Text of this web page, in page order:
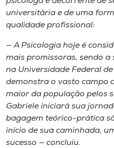
universitária e de uma
qualidade profissional:
— A Psicologia hoje é
mais promissoras, sendo
na Universidade Federal
demonstra o vasto campo
maior da população pelos
Gabriele iniciará sua
bagagem teórico-prática
início de sua caminhada,
sucesso — concluiu.